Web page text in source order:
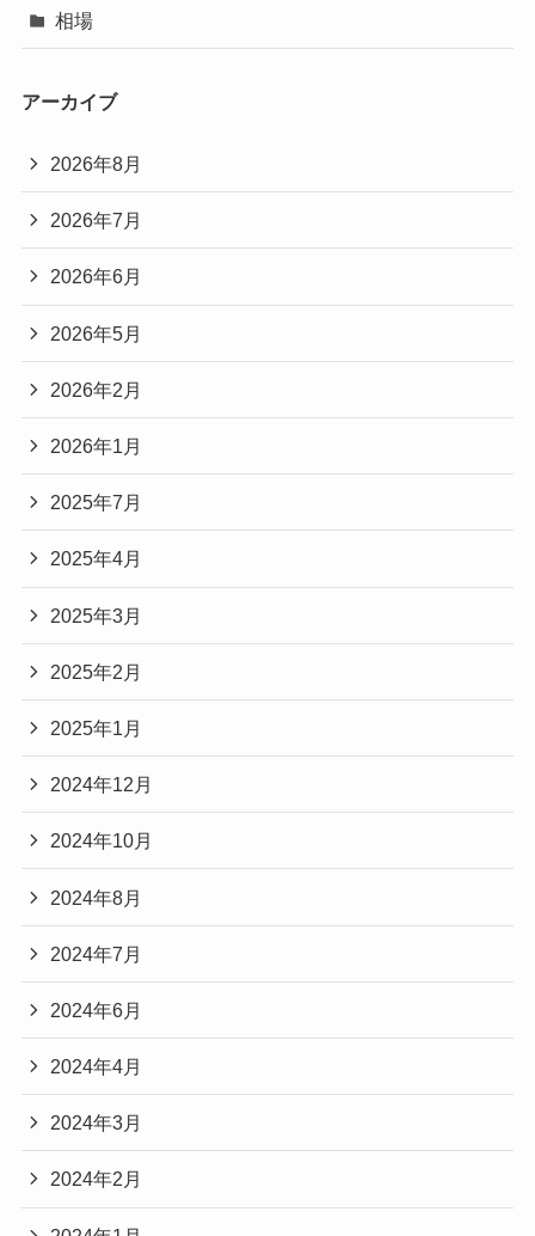
相場
アーカイブ
2026年8月
2026年7月
2026年6月
2026年5月
2026年2月
2026年1月
2025年7月
2025年4月
2025年3月
2025年2月
2025年1月
2024年12月
2024年10月
2024年8月
2024年7月
2024年6月
2024年4月
2024年3月
2024年2月